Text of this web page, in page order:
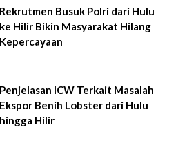
Rekrutmen Busuk Polri dari Hulu
ke Hilir Bikin Masyarakat Hilang
Kepercayaan
Penjelasan ICW Terkait Masalah
Ekspor Benih Lobster dari Hulu
hingga Hilir